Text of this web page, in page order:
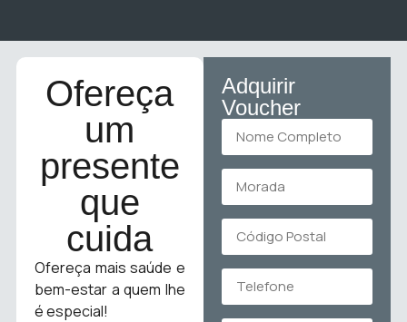
Ofereça
um
presente
que
cuida
Ofereça mais saúde e
bem-estar a quem lhe
é especial!
Adquirir
Voucher